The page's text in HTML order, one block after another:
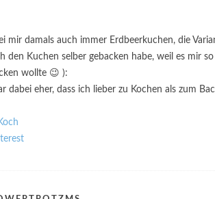
mir damals auch immer Erdbeerkuchen, die
den Kuchen selber gebacken habe, weil es mir
wollte 😉 ):
dabei eher, dass ich lieber zu Kochen als zum